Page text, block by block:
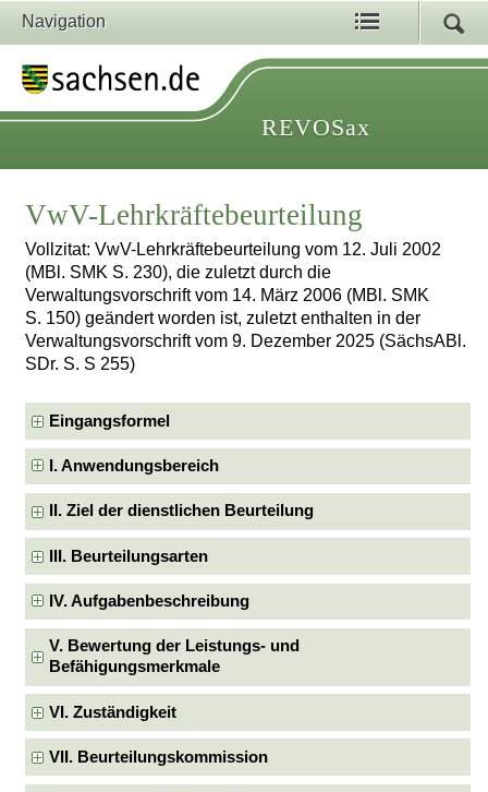
Navigation
REVOSax
VwV-Lehrkräftebeurteilung
Vollzitat: VwV-Lehrkräftebeurteilung vom 12. Juli 2002
(MBl. SMK S. 230), die zuletzt durch die
Verwaltungsvorschrift vom 14. März 2006 (MBl. SMK
S. 150) geändert worden ist, zuletzt enthalten in der
Verwaltungsvorschrift vom 9. Dezember 2025 (SächsABl.
SDr. S. S 255)
Eingangsformel
I. Anwendungsbereich
II. Ziel der dienstlichen Beurteilung
III. Beurteilungsarten
IV. Aufgabenbeschreibung
V. Bewertung der Leistungs- und
Befähigungsmerkmale
VI. Zuständigkeit
VII. Beurteilungskommission